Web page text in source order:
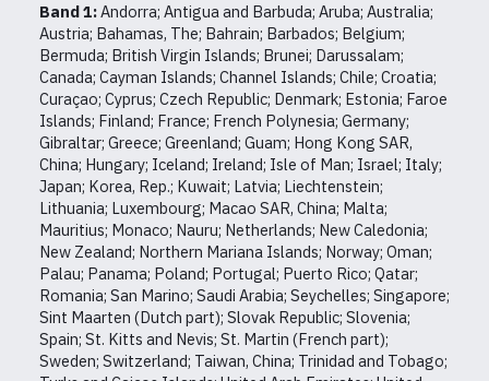
Band 1:Andorra; Antigua and Barbuda; Aruba; Australia;
Austria; Bahamas, The; Bahrain; Barbados; Belgium;
Bermuda; British Virgin Islands; Brunei; Darussalam;
Canada; Cayman Islands; Channel Islands; Chile; Croatia;
Curaçao; Cyprus; Czech Republic; Denmark; Estonia; Faroe
Islands; Finland; France; French Polynesia; Germany;
Gibraltar; Greece; Greenland; Guam; Hong Kong SAR,
China; Hungary; Iceland; Ireland; Isle of Man; Israel; Italy;
Japan; Korea, Rep.; Kuwait; Latvia; Liechtenstein;
Lithuania; Luxembourg; Macao SAR, China; Malta;
Mauritius; Monaco; Nauru; Netherlands; New Caledonia;
New Zealand; Northern Mariana Islands; Norway; Oman;
Palau; Panama; Poland; Portugal; Puerto Rico; Qatar;
Romania; San Marino; Saudi Arabia; Seychelles; Singapore;
Sint Maarten (Dutch part); Slovak Republic; Slovenia;
Spain; St. Kitts and Nevis; St. Martin (French part);
Sweden; Switzerland; Taiwan, China; Trinidad and Tobago;